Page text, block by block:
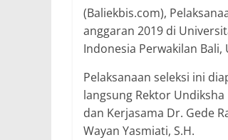
(Baliekbis.com),
anggaran 2019 di
Indonesia Perwakilan
Pelaksanaan seleksi ini
langsung Rektor
dan Kerjasama Dr. Gede
Wayan Yasmiati, S.H.